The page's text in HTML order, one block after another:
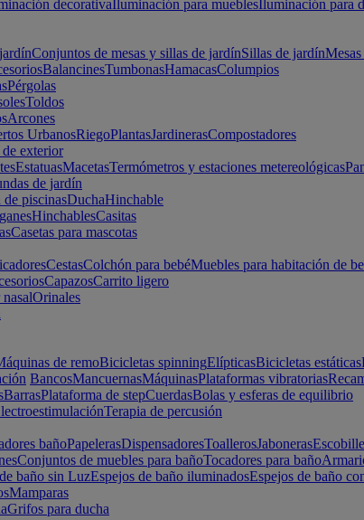
decorativaIluminación para mueblesIluminación para
Conjuntos de mesas y sillas de jardínSillas de jardín
BalancinesTumbonasHamacasColumpios
Pérgolas
Toldos
Arcones
UrbanosRiegoPlantasJardinerasCompostadores
exterior
EstatuasMacetasTermómetros y estaciones metereológicas
de jardín
piscinasDuchaHinchable
HinchablesCasitas
Casetas para mascotas
CestasColchón para bebéMuebles para habitación de
CapazosCarrito ligero
Orinales
de remoBicicletas spinningElípticasBicicletas estáticas
BancosMancuernasMáquinasPlataformas vibratorias
BarrasPlataforma de stepCuerdasBolas y esferas de equilibrio
Terapia de percusión
bañoPapelerasDispensadoresToallerosJaboneras
Conjuntos de muebles para bañoTocadores para baño
baño sin LuzEspejos de baño iluminadosEspejos de baño
Mamparas
Grifos para ducha